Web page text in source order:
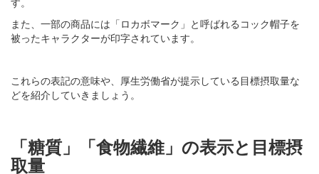
また、一部の商品には「ロカボマーク」と呼ばれるコック帽子を
被ったキャラクターが印字されています。
これらの表記の意味や、厚生労働省が提示している目標摂取量な
どを紹介していきましょう。
「糖質」「食物繊維」の表示と目標摂
取量